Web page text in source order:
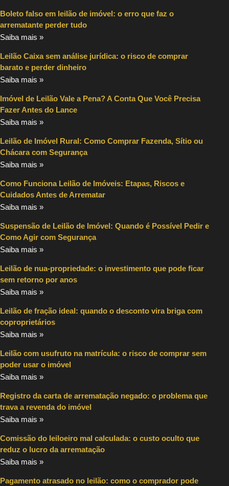
Boleto falso em leilão de imóvel: o erro que faz o
arrematante perder tudo
Saiba mais »
Leilão Caixa sem análise jurídica: o risco de comprar
barato e perder dinheiro
Saiba mais »
Imóvel de Leilão Vale a Pena? A Conta Que Você Precisa
Fazer Antes do Lance
Saiba mais »
Leilão de Imóvel Rural: Como Comprar Fazenda, Sítio ou
Chácara com Segurança
Saiba mais »
Como Funciona Leilão de Imóveis: Etapas, Riscos e
Cuidados Antes de Arrematar
Saiba mais »
Suspensão de Leilão de Imóvel: Quando é Possível Pedir e
Como Agir com Segurança
Saiba mais »
Leilão de nua-propriedade: o investimento que pode ficar
sem retorno por anos
Saiba mais »
Leilão de fração ideal: quando o desconto vira briga com
coproprietários
Saiba mais »
Leilão com usufruto na matrícula: o risco de comprar sem
poder usar o imóvel
Saiba mais »
Registro da carta de arrematação negado: o problema que
trava a revenda do imóvel
Saiba mais »
Comissão do leiloeiro mal calculada: o custo oculto que
reduz o lucro da arrematação
Saiba mais »
Pagamento atrasado no leilão: como o comprador pode